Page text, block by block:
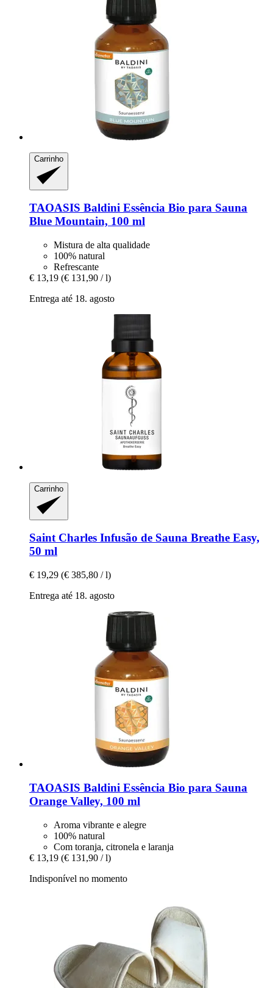
Carrinho
TAOASIS Baldini Essência Bio para Sauna
Blue Mountain, 100 ml
Mistura de alta qualidade
100% natural
Refrescante
€ 13,19 (€ 131,90 / l)
Entrega até 18. agosto
Carrinho
Saint Charles Infusão de Sauna Breathe Easy,
50 ml
€ 19,29 (€ 385,80 / l)
Entrega até 18. agosto
TAOASIS Baldini Essência Bio para Sauna
Orange Valley, 100 ml
Aroma vibrante e alegre
100% natural
Com toranja, citronela e laranja
€ 13,19 (€ 131,90 / l)
Indisponível no momento